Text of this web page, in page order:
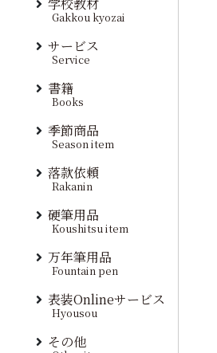
Gakkou kyozai
サービス
Service
書籍
Books
季節商品
Season item
落款依頼
Rakanin
硬筆用品
Koushitsu item
万年筆用品
Fountain pen
表装Onlineサービス
Hyousou
その他